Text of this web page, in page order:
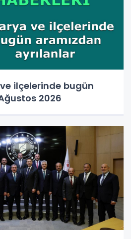
ilçelerinde bugün
2026